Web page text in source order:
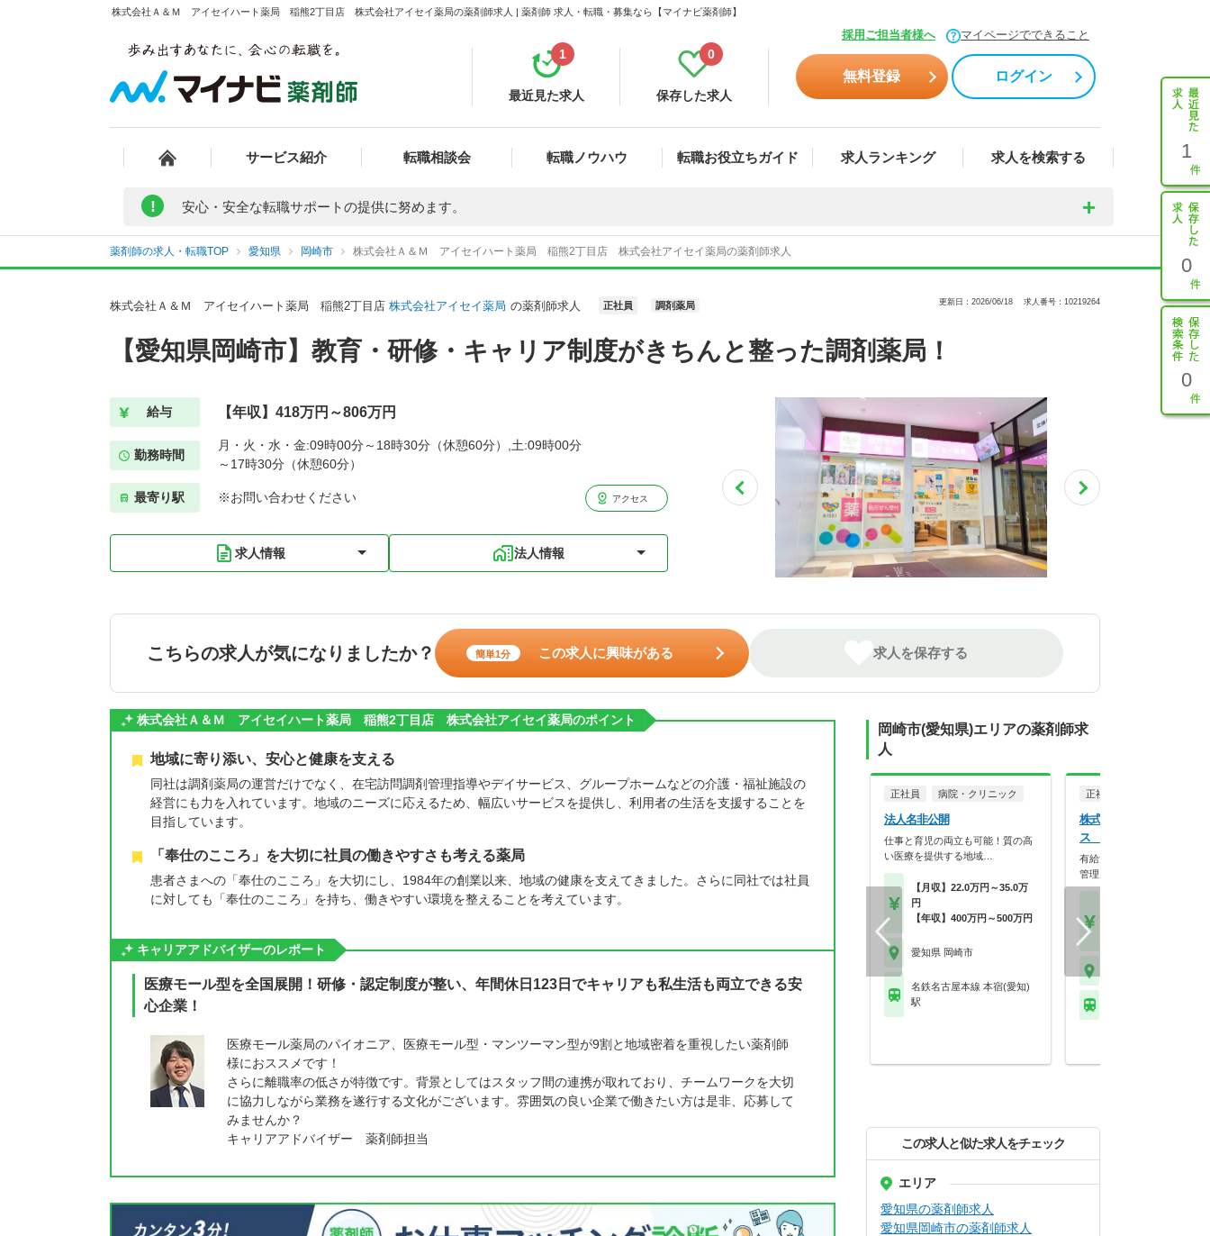
株式会社Ａ＆Ｍ アイセイハート薬局 稲熊2丁目店 株式会社アイセイ薬局の薬剤師求人 | 薬剤師 求人・転職・募集なら【マイナビ薬剤師】
採用ご担当者様へ マイページでできること
最近見た求人
1
保存した求人
0
無料登録 ログイン
サービス紹介 転職相談会 転職ノウハウ 転職お役立ちガイド 求人ランキング 求人を検索する 1
0
0
! 安心・安全な転職サポートの提供に努めます。
薬剤師の求人・転職TOP 愛知県 岡崎市 株式会社Ａ＆Ｍ アイセイハート薬局 稲熊2丁目店 株式会社アイセイ薬局の薬剤師求人
株式会社Ａ＆Ｍ アイセイハート薬局 稲熊2丁目店 株式会社アイセイ薬局 の薬剤師求人 正社員 調剤薬局 更新日：2026/06/18 求人番号：10219264
【愛知県岡崎市】教育・研修・キャリア制度がきちんと整った調剤薬局！
給与 【年収】418万円～806万円
勤務時間
月・火・水・金:09時00分～18時30分（休憩60分）,土:09時00分
～17時30分（休憩60分）
最寄り駅 ※お問い合わせください アクセス
求人情報 法人情報
こちらの求人が気になりましたか？ 簡単1分 この求人に興味がある 求人を保存する
株式会社Ａ＆Ｍ アイセイハート薬局 稲熊2丁目店 株式会社アイセイ薬局のポイント
地域に寄り添い、安心と健康を支える
同社は調剤薬局の運営だけでなく、在宅訪問調剤管理指導やデイサービス、グループホームなどの介護・福祉施設の
経営にも力を入れています。地域のニーズに応えるため、幅広いサービスを提供し、利用者の生活を支援することを
目指しています。
「奉仕のこころ」を大切に社員の働きやすさも考える薬局
患者さまへの「奉仕のこころ」を大切にし、1984年の創業以来、地域の健康を支えてきました。さらに同社では社員
に対しても「奉仕のこころ」を持ち、働きやすい環境を整えることを考えています。
キャリアアドバイザーのレポート
医療モール型を全国展開！研修・認定制度が整い、年間休日123日でキャリアも私生活も両立できる安
心企業！
医療モール薬局のパイオニア、医療モール型・マンツーマン型が9割と地域密着を重視したい薬剤師
様におススメです！
さらに離職率の低さが特徴です。背景としてはスタッフ間の連携が取れており、チームワークを大切
に協力しながら業務を遂行する文化がございます。雰囲気の良い企業で働きたい方は是非、応募して
みませんか？
キャリアアドバイザー 薬剤師担当
岡崎市(愛知県)エリアの薬剤師求
人
正社員 病院・クリニック
法人名非公開
仕事と育児の両立も可能！質の高
い医療を提供する地域…
【月収】22.0万円～35.0万
円
【年収】400万円～500万円
愛知県 岡崎市
名鉄名古屋本線 本宿(愛知)
駅
正社員
株式会社アモス 調剤薬
ス （矢作店）
有給消化率100％、残業は本
管理しシフトを調整…
この求人と似た求人をチェック
エリア
愛知県の薬剤師求人
愛知県岡崎市の薬剤師求人